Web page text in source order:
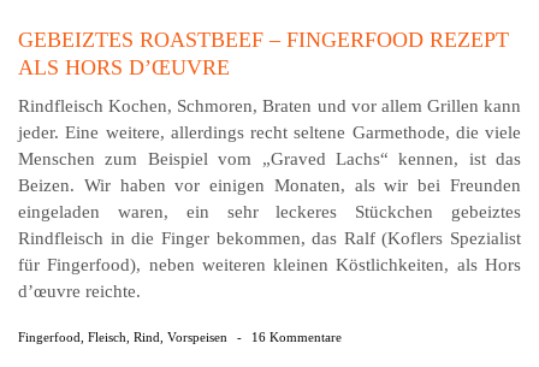
GEBEIZTES ROASTBEEF – FINGERFOOD REZEPT
ALS HORS D’ŒUVRE
Rindfleisch Kochen, Schmoren, Braten und vor allem Grillen kann
jeder. Eine weitere, allerdings recht seltene Garmethode, die viele
Menschen zum Beispiel vom „Graved Lachs“ kennen, ist das
Beizen. Wir haben vor einigen Monaten, als wir bei Freunden
eingeladen waren, ein sehr leckeres Stückchen gebeiztes
Rindfleisch in die Finger bekommen, das Ralf (Koflers Spezialist
für Fingerfood), neben weiteren kleinen Köstlichkeiten, als Hors
d’œuvre reichte.
Fingerfood Fleisch Rind Vorspeisen - 16 Kommentare